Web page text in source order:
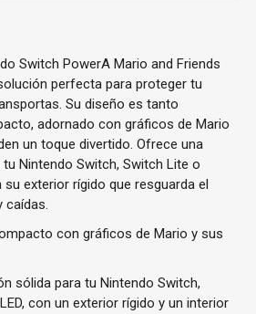
Switch PowerA Mario and Friends
perfecta para proteger tu
Su diseño es tanto
adornado con gráficos de Mario
un toque divertido. Ofrece una
Nintendo Switch, Switch Lite o
su exterior rígido que resguarda el
caídas.
con gráficos de Mario y sus
sólida para tu Nintendo Switch,
con un exterior rígido y un interior